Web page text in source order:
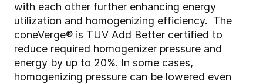
with each other further enhancing energy
utilization and homogenizing efficiency. The
coneVerge® is TUV Add Better certified to
reduce required homogenizer pressure and
energy by up to 20%. In some cases,
homogenizing pressure can be lowered even